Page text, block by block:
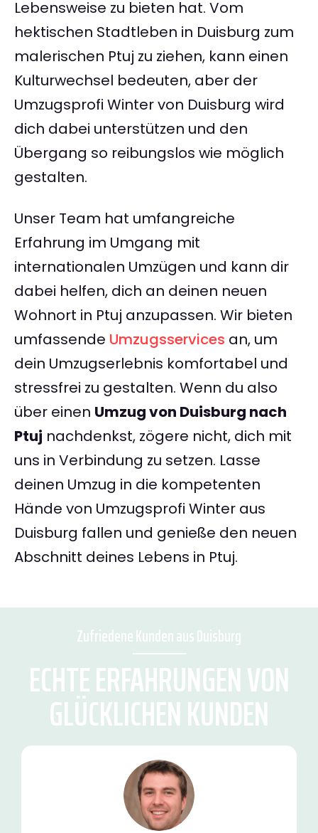
Lebensweise zu bieten hat. Vom
hektischen Stadtleben in Duisburg zum
malerischen Ptuj zu ziehen, kann einen
Kulturwechsel bedeuten, aber der
Umzugsprofi Winter von Duisburg wird
dich dabei unterstützen und den
Übergang so reibungslos wie möglich
gestalten.
Unser Team hat umfangreiche
Erfahrung im Umgang mit
internationalen Umzügen und kann dir
dabei helfen, dich an deinen neuen
Wohnort in Ptuj anzupassen. Wir bieten
umfassende Umzugsservices an, um
dein Umzugserlebnis komfortabel und
stressfrei zu gestalten. Wenn du also
über einen Umzug von Duisburg nach
Ptuj nachdenkst, zögere nicht, dich mit
uns in Verbindung zu setzen. Lasse
deinen Umzug in die kompetenten
Hände von Umzugsprofi Winter aus
Duisburg fallen und genieße den neuen
Abschnitt deines Lebens in Ptuj.
Zufriedene Kunden aus Duisburg
ECHTE ERFAHRUNGEN VON
GLÜCKLICHEN KUNDEN